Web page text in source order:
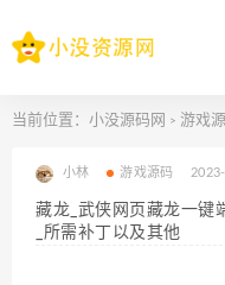
当前位置： 小没源码网 > 游戏
小林 游戏源码
藏龙_武侠网页藏龙一键
_所需补丁以及其他